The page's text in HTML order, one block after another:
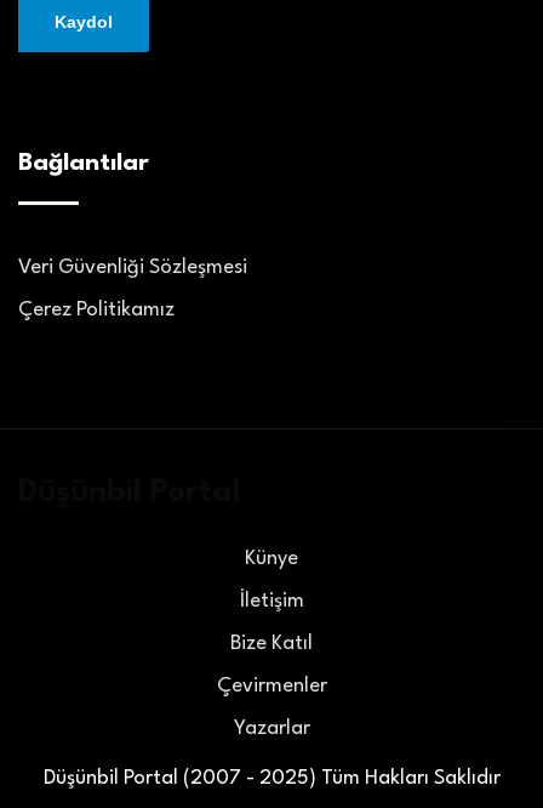
Bağlantılar
Veri Güvenliği Sözleşmesi
Çerez Politikamız
Düşünbil Portal (2007 - 2025) Tüm Hakları Saklıdır
Künye
İletişim
Bize Katıl
Çevirmenler
Yazarlar